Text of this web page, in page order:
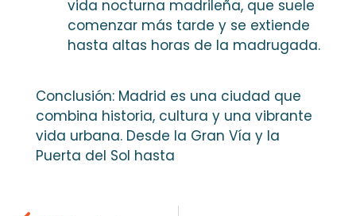
vida nocturna madrileña, que suele
comenzar más tarde y se extiende
hasta altas horas de la madrugada.
Conclusión: Madrid es una ciudad que
combina historia, cultura y una vibrante
vida urbana. Desde la Gran Vía y la
Puerta del Sol hasta